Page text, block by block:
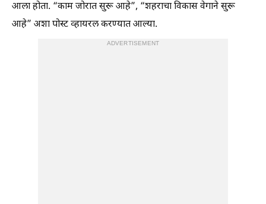
आला होता. “काम जोरात सुरू आहे”, “शहराचा विकास वेगाने सुरू
आहे” अशा पोस्ट व्हायरल करण्यात आल्या.
ADVERTISEMENT